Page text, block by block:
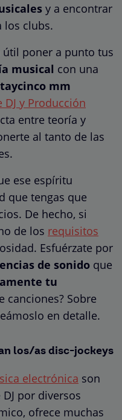
y a encontrar
los clubs.
útil poner a punto tus
musical con una
mm
DJ y Producción
entre teoría y
al tanto de las
ese espíritu
que tengas que
De hecho, si
de los requisitos
Esfuérzate por
de sonido que
tu
canciones? Sobre
en detalle.
los/as disc-jockeys
electrónica son
por diversos
ofrece muchas